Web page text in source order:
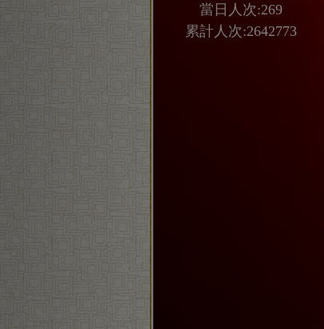
當日人次:269
累計人次:2642773